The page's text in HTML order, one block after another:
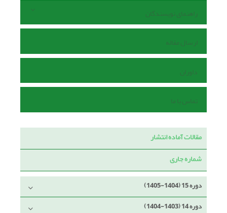
راهنمای نویسندگان
ارسال مقاله
داوران
تماس با ما
مقالات آماده انتشار
شماره جاری
دوره 15 (1404-1405)
دوره 14 (1403-1404)